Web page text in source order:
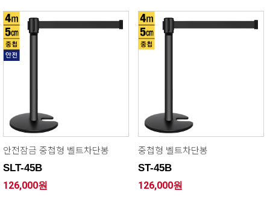
안전잠금 중첩형 벨트차단봉
SLT-45B
126,000원
중첩형 벨트차단봉
ST-45B
126,000원